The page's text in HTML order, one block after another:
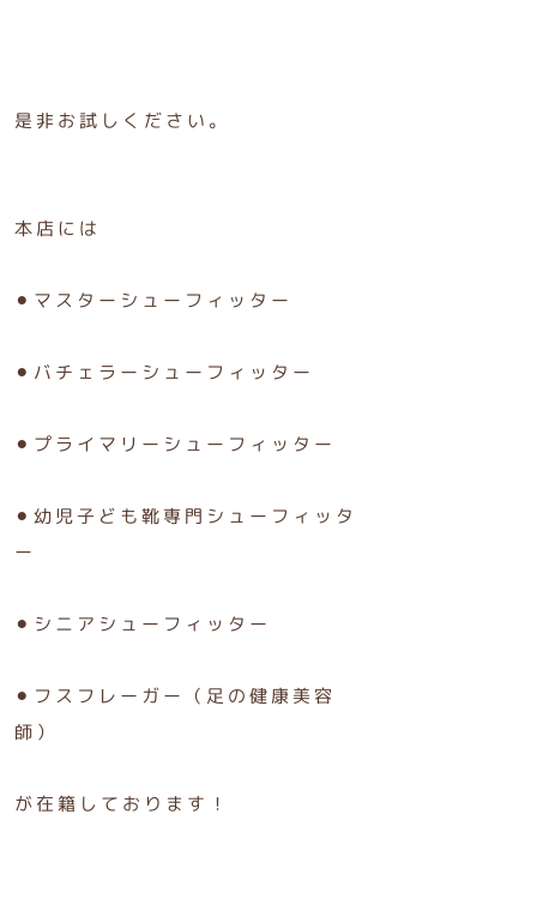
是非お試しください。
本店には
⚫︎マスターシューフィッター
⚫︎バチェラーシューフィッター
⚫︎プライマリーシューフィッター
⚫︎幼児子ども靴専門シューフィッタ
ー
⚫︎シニアシューフィッター
⚫︎フスフレーガー（足の健康美容
師）
が在籍しております！